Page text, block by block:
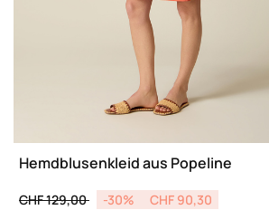
Hemdblusenkleid aus Popeline
Price reduced from
CHF 129,00to-30% CHF 90,30